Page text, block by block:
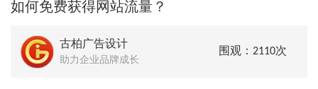
如何免费获得网站流量？
古柏广告设计
助力企业品牌成长
围观：2110次